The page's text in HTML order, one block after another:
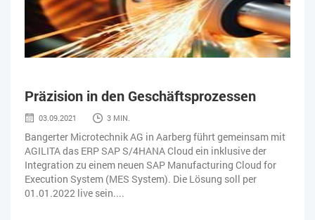
Präzision in den Geschäftsprozessen
03.09.2021 3 MIN.
Bangerter Microtechnik AG in Aarberg führt gemeinsam mit
AGILITA das ERP SAP S/4HANA Cloud ein inklusive der
Integration zu einem neuen SAP Manufacturing Cloud for
Execution System (MES System). Die Lösung soll per
01.01.2022 live sein....